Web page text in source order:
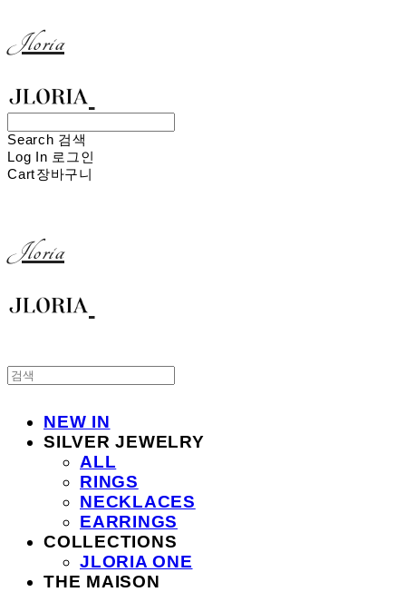
Jloria
Search 검색
Log In 로그인
Cart장바구니
Jloria
NEW IN
SILVER JEWELRY
ALL
RINGS
NECKLACES
EARRINGS
COLLECTIONS
JLORIA ONE
THE MAISON